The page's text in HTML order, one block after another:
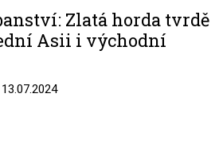
Zlatá horda tvrdě
Asii i východní
13.07.2024